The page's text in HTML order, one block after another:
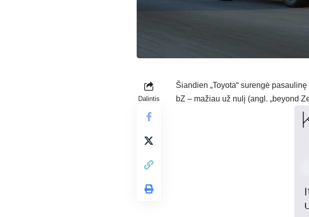
Dalintis
Šiandien „Toyota“ surengė
bZ – mažiau už nulį (angl. „beyond